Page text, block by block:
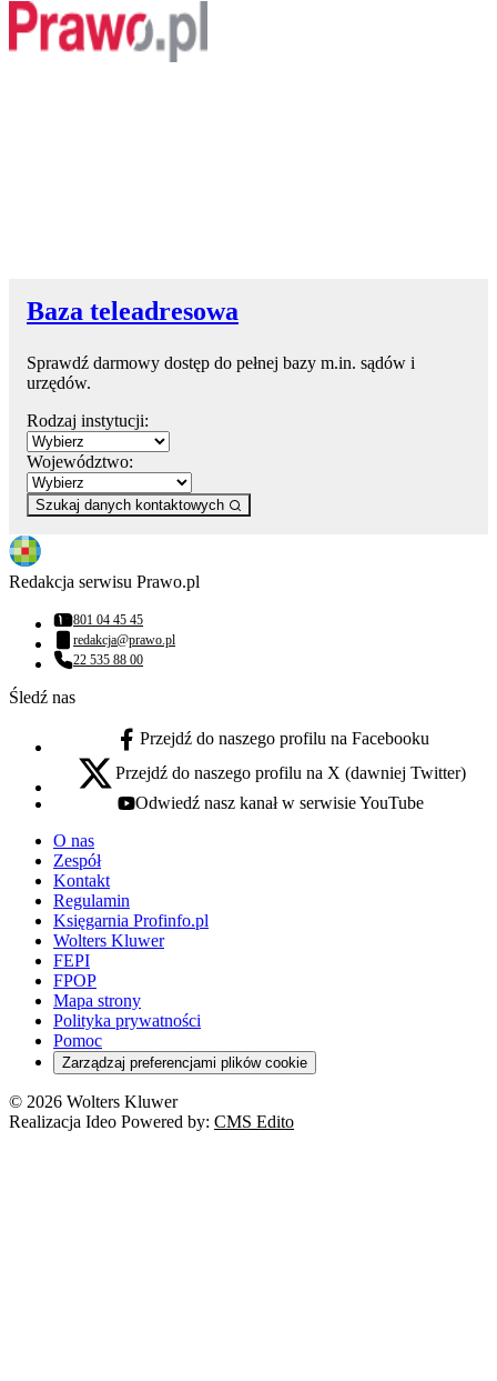
Baza teleadresowa
Sprawdź darmowy dostęp do pełnej bazy m.in. sądów i
urzędów.
Rodzaj instytucji:
Województwo:
Szukaj danych kontaktowych
Redakcja serwisu Prawo.pl
Numer telefonu:
801 04 45 45
Adres email:
redakcja@prawo.pl
Numer telefonu:
22 535 88 00
Śledź nas
facebook - otwiera się w nowej karcie
Przejdź do naszego profilu na Facebooku
x - otwiera się w nowej karcie
Przejdź do naszego profilu na X (dawniej Twitter)
youtube - otwiera się w nowej karcie
Odwiedź nasz kanał w serwisie YouTube
O nas
Zespół
Kontakt
Regulamin
Księgarnia Profinfo.pl
Wolters Kluwer
FEPI
FPOP
Mapa strony
Polityka prywatności
Pomoc
Zarządzaj preferencjami plików cookie
© 2026 Wolters Kluwer
Realizacja Ideo Powered by: CMS Edito